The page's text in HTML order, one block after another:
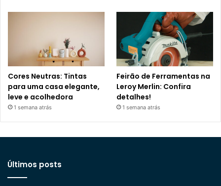
Cores Neutras: Tintas
para uma casa elegante,
leve e acolhedora
1 semana atrás
Feirão de Ferramentas na
Leroy Merlin: Confira
detalhes!
1 semana atrás
Últimos posts